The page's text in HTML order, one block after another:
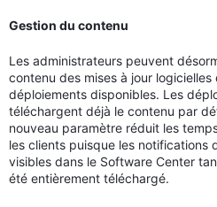
Gestion du contenu
Les administrateurs peuvent
contenu des mises à jour
déploiements disponibles. Les
téléchargent déjà le contenu par
nouveau paramètre réduit les
les clients puisque les notifications
visibles dans le Software Center
été entièrement téléchargé.